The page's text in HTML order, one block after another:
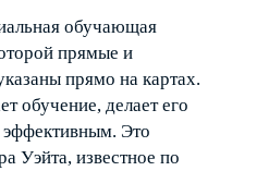
обучающая
прямые и
прямо на картах.
обучение, делает его
Это
Уэйта, известное по